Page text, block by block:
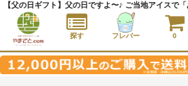
探す フレバー 0